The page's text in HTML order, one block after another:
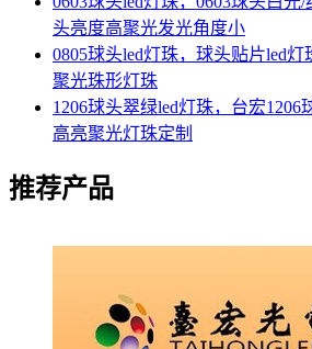
头亮度高聚光发光角度小
0805球头led灯珠，球头贴片led
聚光珠形灯珠
1206球头翠绿led灯珠，台宏
高亮聚光灯珠定制
推荐产品